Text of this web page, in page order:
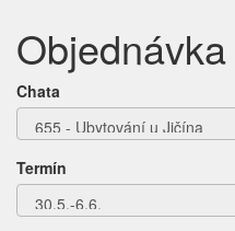
Objednávka
Chata
Termín